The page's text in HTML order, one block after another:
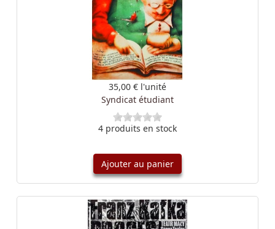
35,00 € l'unité
Syndicat étudiant
4 produits en stock
Ajouter au panier